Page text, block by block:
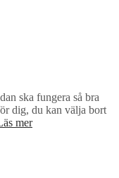
ska fungera så bra
dig, du kan välja bort
mer